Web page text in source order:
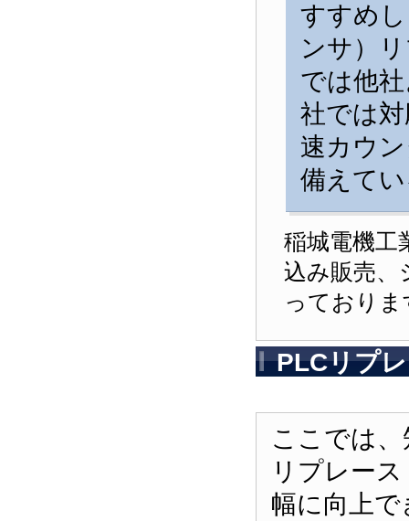
すすめ
ンサ）
では他
社では
速カウ
備えて
稲城電機工
込み販売、
っておりま
PLCリプ
ここでは
リプレー
幅に向上